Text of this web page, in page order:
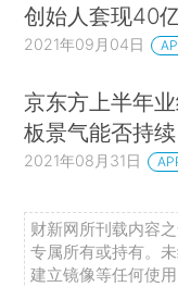
创始人套现40
2021年09月04日
京东方上半年
板景气能否持续
2021年08月31日
财新网所刊载内容
专属所有或持有。
建立镜像等任何使用